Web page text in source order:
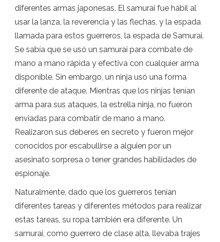
diferentes armas japonesas. El samurai fue hábil al
usar la lanza, la reverencia y las flechas, y la espada
llamada para estos guerreros, la espada de Samurai.
Se sabía que se usó un samurai para combate de
mano a mano rápida y efectiva con cualquier arma
disponible. Sin embargo, un ninja usó una forma
diferente de ataque. Mientras que los ninjas tenían
arma para sus ataques, la estrella ninja, no fueron
enviadas para combatir de mano a mano.
Realizaron sus deberes en secreto y fueron mejor
conocidos por escabullirse a alguien por un
asesinato sorpresa o tener grandes habilidades de
espionaje.
Naturalmente, dado que los guerreros tenían
diferentes tareas y diferentes métodos para realizar
estas tareas, su ropa también era diferente. Un
samurai, como guerrero de clase alta, llevaba trajes